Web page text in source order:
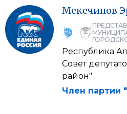
Мекечинов
Республика
Совет
район"
Член партии